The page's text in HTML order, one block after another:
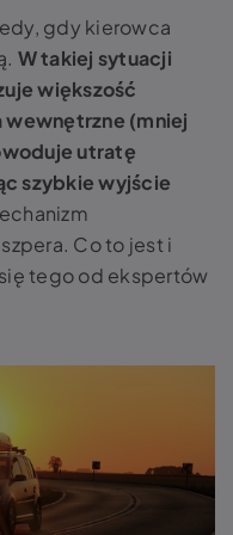
gdy kierowca
W takiej sytuacji
większość
wewnętrzne (mniej
utratę
szybkie wyjście
szpera. Co to jest i
tego od ekspertów